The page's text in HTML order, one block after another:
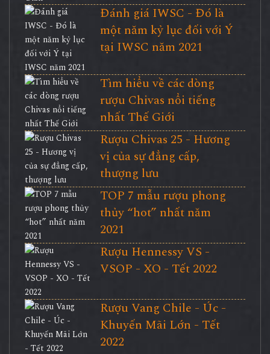
Đánh giá IWSC - Đó là
một năm kỷ lục đối với Ý
tại IWSC năm 2021
Tìm hiểu về các dòng
rượu Chivas nổi tiếng
nhất Thế Giới
Rượu Chivas 25 - Hương
vị của sự đẳng cấp,
thượng lưu
TOP 7 mẫu rượu phong
thủy “hot” nhất năm
2021
Rượu Hennessy VS -
VSOP - XO - Tết 2022
Rượu Vang Chile - Úc -
Khuyến Mãi Lớn - Tết
2022